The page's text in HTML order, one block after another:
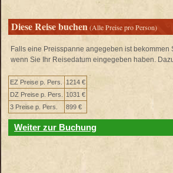
Diese Reise buchen(Alle Preise pro Person)
Falls eine Preisspanne angegeben ist
wenn Sie Ihr Reisedatum eingegeben haben.
EZ Preise p. Pers.
1214 €
DZ Preise p. Pers.
1031 €
3 Preise p. Pers.
899 €
Weiter zur Buchung